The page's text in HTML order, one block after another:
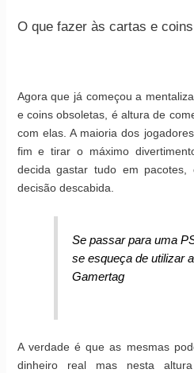
O que fazer às cartas e
Agora que já começou a
e coins obsoletas, é altura de
com elas. A maioria dos
fim e tirar o máximo
decida gastar tudo em
decisão descabida.
Se passar para uma
se esqueça de utilizar
Gamertag
A verdade é que as mesmas
dinheiro real mas nesta